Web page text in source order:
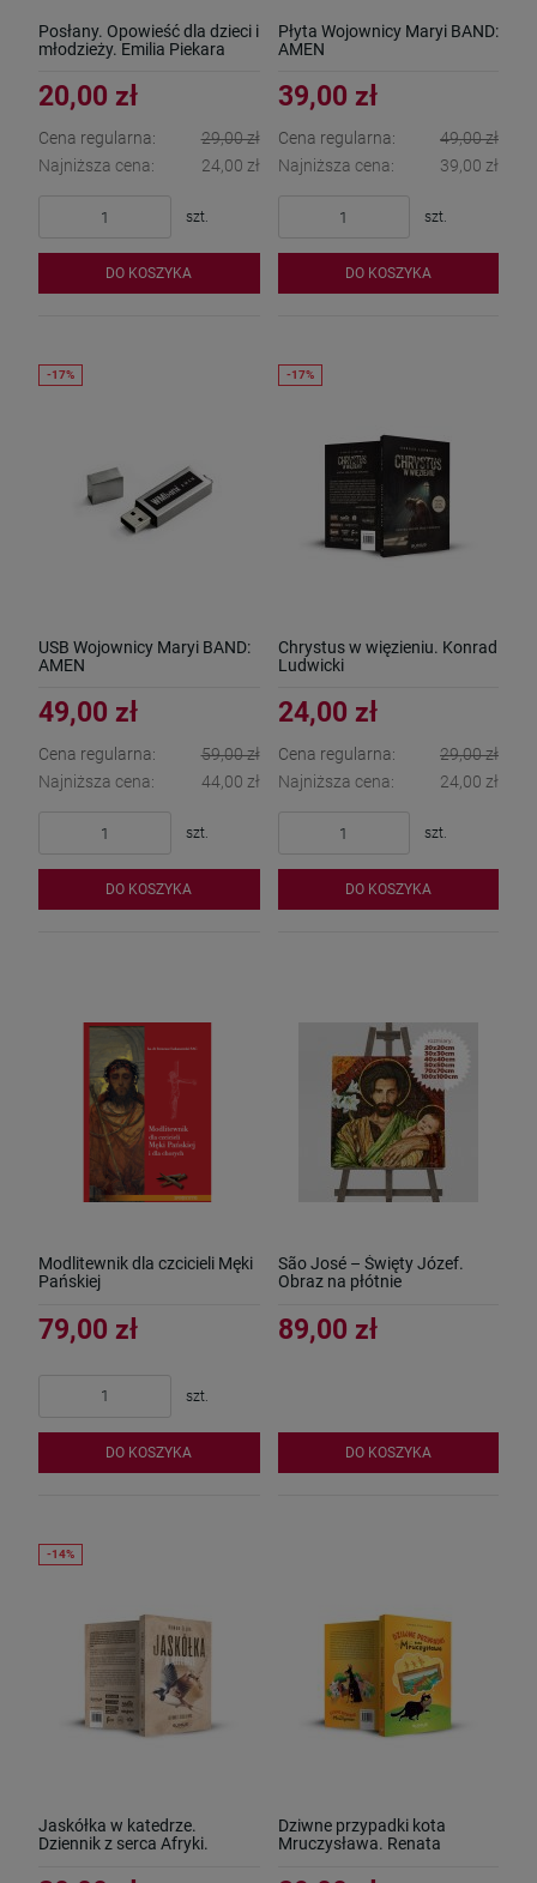
Posłany. Opowieść dla dzieci i
młodzieży. Emilia Piekara
20,00 zł
Cena regularna:
29,00 zł
Najniższa cena:
24,00 zł
szt.
DO KOSZYKA
Płyta Wojownicy Maryi BAND:
AMEN
39,00 zł
Cena regularna:
49,00 zł
Najniższa cena:
39,00 zł
szt.
DO KOSZYKA
USB Wojownicy Maryi BAND:
AMEN
49,00 zł
Cena regularna:
59,00 zł
Najniższa cena:
44,00 zł
szt.
DO KOSZYKA
Chrystus w więzieniu. Konrad
Ludwicki
24,00 zł
Cena regularna:
29,00 zł
Najniższa cena:
24,00 zł
szt.
DO KOSZYKA
Modlitewnik dla czcicieli Męki
Pańskiej
79,00 zł
szt.
DO KOSZYKA
São José – Święty Józef.
Obraz na płótnie
89,00 zł
DO KOSZYKA
Jaskółka w katedrze.
Dziennik z serca Afryki.
Dziwne przypadki kota
Mruczysława. Renata